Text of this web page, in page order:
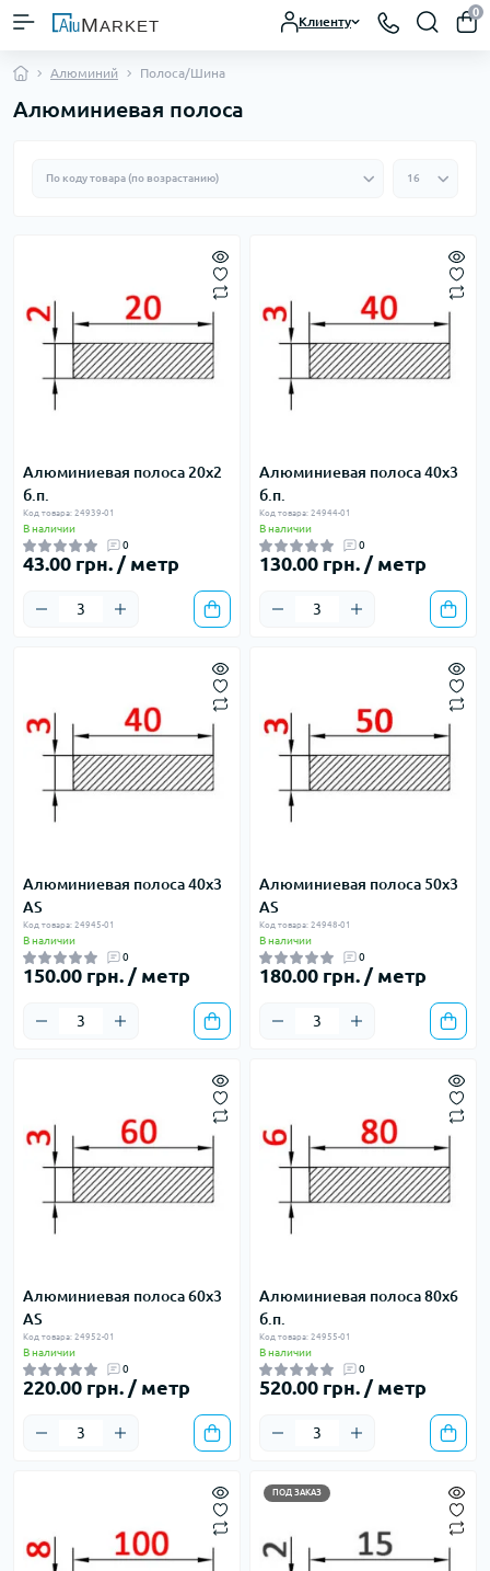
Клиенту
0
Алюминий Полоса/Шина
Алюминиевая полоса
Алюминиевая полоса 20х2
б.п.
Код товара: 24939-01
В наличии
0
43.00 грн. / метр
Алюминиевая полоса 40х3
б.п.
Код товара: 24944-01
В наличии
0
130.00 грн. / метр
Алюминиевая полоса 40х3
AS
Код товара: 24945-01
В наличии
0
150.00 грн. / метр
Алюминиевая полоса 50х3
AS
Код товара: 24948-01
В наличии
0
180.00 грн. / метр
Алюминиевая полоса 60х3
AS
Код товара: 24952-01
В наличии
0
220.00 грн. / метр
Алюминиевая полоса 80х6
б.п.
Код товара: 24955-01
В наличии
0
520.00 грн. / метр
ПОД ЗАКАЗ